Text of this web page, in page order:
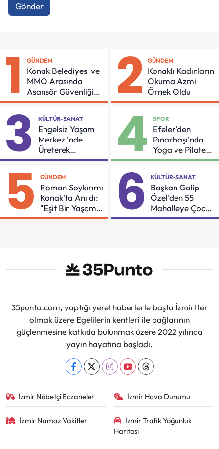
Gönder
1 GÜNDEM
Konak Belediyesi ve
MMO Arasında
Asansör Güvenliği
İçin Önemli Protokol
2 GÜNDEM
Konaklı Kadınların
Okuma Azmi
Örnek Oldu
3 KÜLTÜR-SANAT
Engelsiz Yaşam
Merkezi'nde
Üreterek
Güçleniyorlar
4 SPOR
Efeler'den
Pınarbaşı'nda
Yoga ve Pilates
Buluşması
5 GÜNDEM
Roman Soykırımı
Konak'ta Anıldı:
"Eşit Bir Yaşam
İçin Mücadeleyi
6 KÜLTÜR-SANAT
Başkan Galip
Özel'den 55
Mahalleye Çocuk
Şenliği
35punto.com, yaptığı yerel haberlerle başta İzmirliler
olmak üzere Egelilerin kentleri ile bağlarının
güçlenmesine katkıda bulunmak üzere 2022 yılında
yayın hayatına başladı.
İzmir Nöbetçi Eczaneler İzmir Hava Durumu
İzmir Namaz Vakitleri
İzmir Trafik Yoğunluk
Haritası